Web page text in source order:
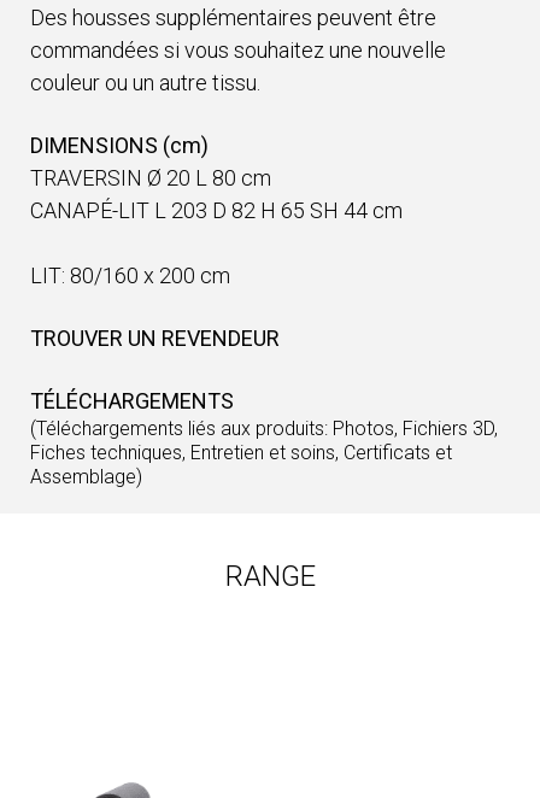
Des housses supplémentaires peuvent être
commandées si vous souhaitez une nouvelle
couleur ou un autre tissu.
DIMENSIONS (cm)
TRAVERSIN Ø 20 L 80 cm
CANAPÉ-LIT L 203 D 82 H 65 SH 44 cm
LIT: 80/160 x 200 cm
TROUVER UN REVENDEUR
TÉLÉCHARGEMENTS
(Téléchargements liés aux produits: Photos, Fichiers 3D,
Fiches techniques, Entretien et soins, Certificats et
Assemblage)
RANGE